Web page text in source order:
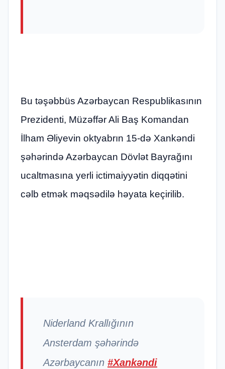
Bu təşəbbüs Azərbaycan Respublikasının
Prezidenti, Müzəffər Ali Baş Komandan
İlham Əliyevin oktyabrın 15-də Xankəndi
şəhərində Azərbaycan Dövlət Bayrağını
ucaltmasına yerli ictimaiyyətin diqqətini
cəlb etmək məqsədilə həyata keçirilib.
Niderland Krallığının
Ansterdam şəhərində
Azərbaycanın #Xankəndi